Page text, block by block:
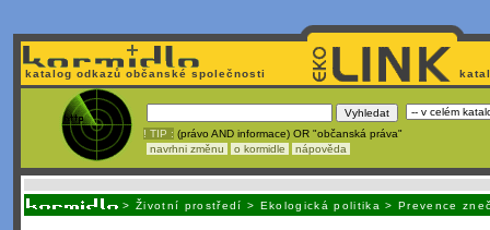
katalog odkazů občanské společnosti
! TIP : (právo AND informace) OR "občanská práva"
navrhni změnu
o kormidle nápověda
> Životní prostředí > Ekologická politika >Prevence